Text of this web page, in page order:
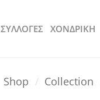
ΣΥΛΛΟΓΕΣ ΧΟΝΔΡΙΚΗ
Shop / Collection